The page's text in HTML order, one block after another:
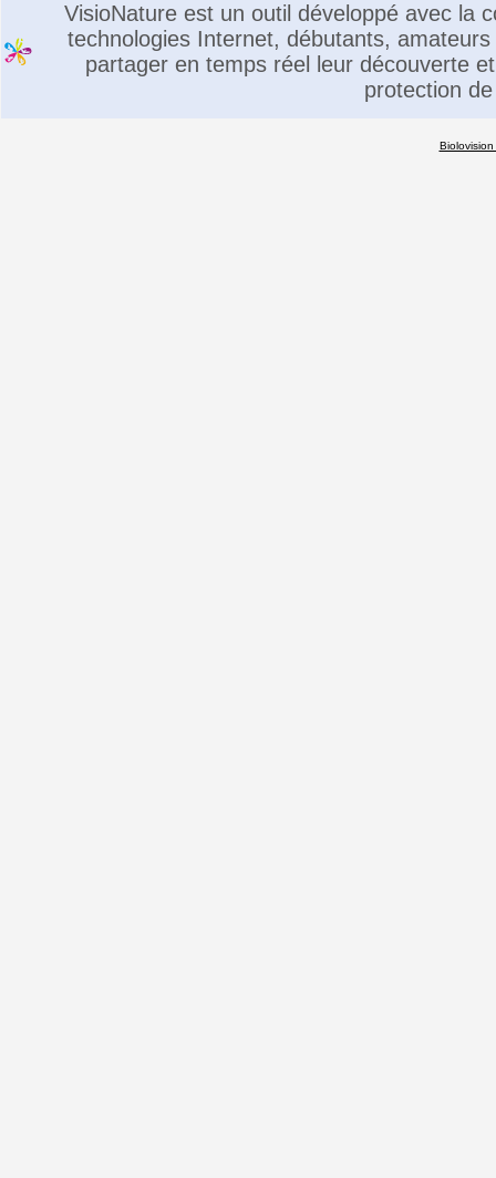
VisioNature est un outil développé avec la
technologies Internet, débutants,
partager en temps réel leur découverte
protection
Biolovision